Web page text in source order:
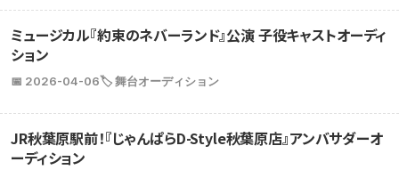
ミュージカル『約束のネバーランド』公演 子役キャストオーディ
ション
📅 2026-04-06🏷️ 舞台オーディション
JR秋葉原駅前！『じゃんぱらD-Style秋葉原店』アンバサダーオ
ーディション